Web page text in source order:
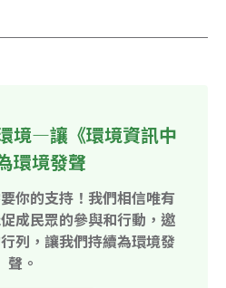
境—讓《環境資訊中
環境發聲
你的支持！我們相信唯有
成民眾的參與和行動，邀
列，讓我們持續為環境發
聲。